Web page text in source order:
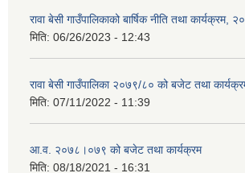
रावा बेसी गाउँपालिकाको बार्षिक नीति तथा कार्यक्रम,
मिति: 06/26/2023 - 12:43
रावा बेसी गाउँपालिका २०७९/८० को बजेट तथा
मिति: 07/11/2022 - 11:39
आ.व. २०७८।०७९ को बजेट तथा कार्यक्रम
मिति: 08/18/2021 - 16:31